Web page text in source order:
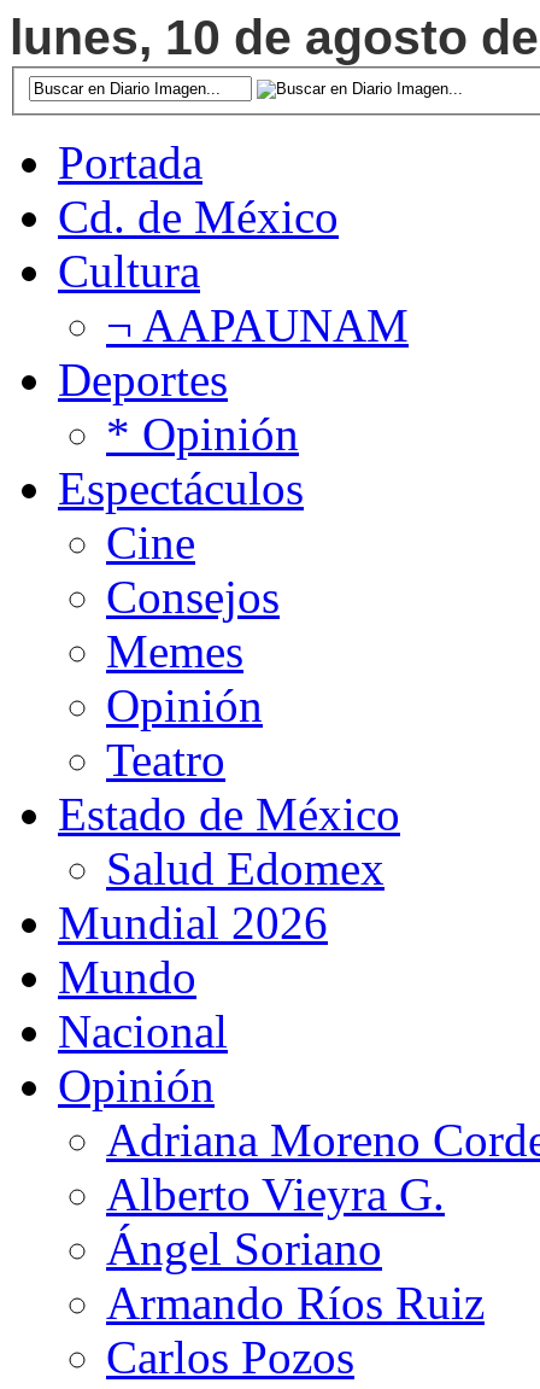
lunes, 10 de agosto
Portada
Cd. de México
Cultura
¬ AAPAUNAM
Deportes
* Opinión
Espectáculos
Cine
Consejos
Memes
Opinión
Teatro
Estado de México
Salud Edomex
Mundial 2026
Mundo
Nacional
Opinión
Adriana Moreno
Alberto Vieyra G.
Ángel Soriano
Armando Ríos Ruiz
Carlos Pozos